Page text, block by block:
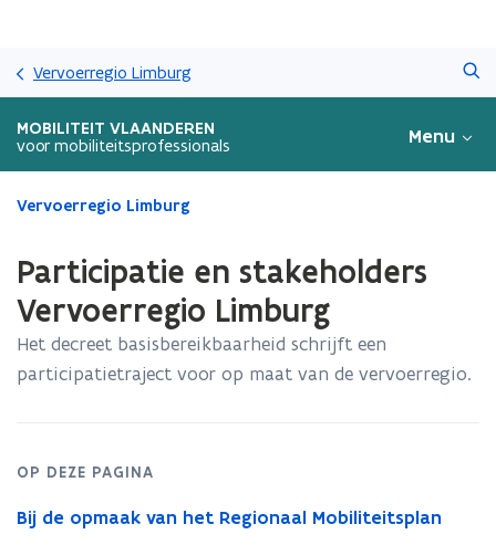
Vervoerregio Limburg
MOBILITEIT VLAANDEREN
voor mobiliteitsprofessionals Menu
Gedaan
bevindt
zich
op:
Participatie
Vervoerregio Limburg
Participatie en stakeholders
Vervoerregio Limburg
Het decreet basisbereikbaarheid schrijft een
participatietraject voor op maat van de vervoerregio.
OP DEZE PAGINA
Bij de opmaak van het Regionaal Mobiliteitsplan